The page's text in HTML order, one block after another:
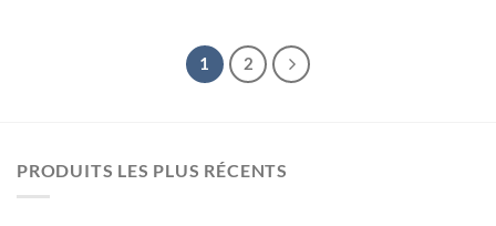
1 2
PRODUITS LES PLUS RÉCENTS